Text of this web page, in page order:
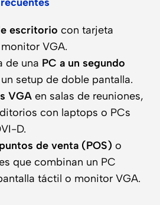
escritorio con tarjeta
VGA.
de una PC a un segundo
setup de doble pantalla.
VGA en salas de reuniones,
con laptops o PCs
D.
puntos de venta (POS) o
que combinan un PC
táctil o monitor VGA.